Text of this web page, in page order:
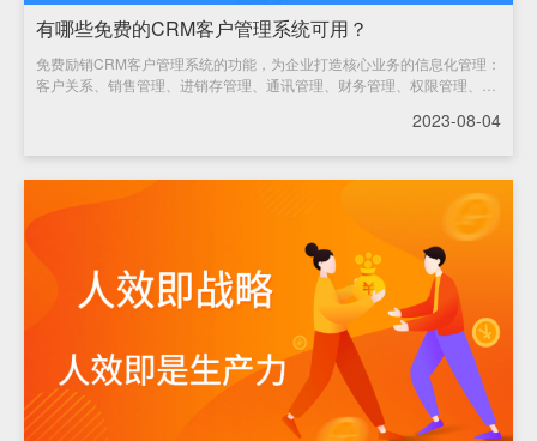
有哪些免费的CRM客户管理系统可用？
免费励销CRM客户管理系统的功能，为企业打造核心业务的信息化管理：
客户关系、销售管理、进销存管理、通讯管理、财务管理、权限管理、工
2023-08-04